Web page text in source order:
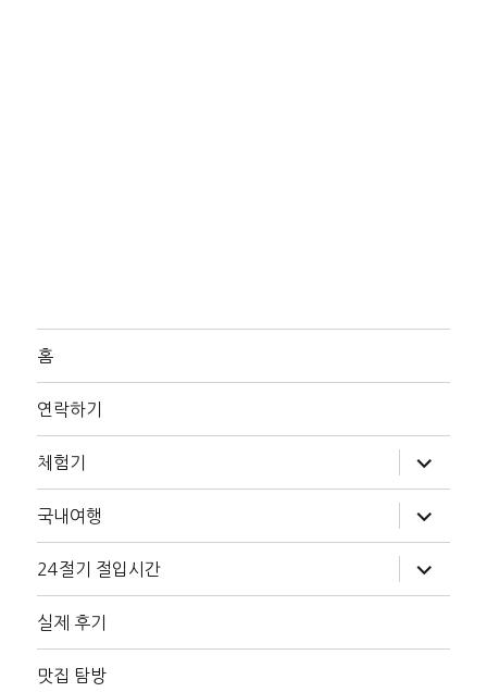
홈
연락하기
체험기
위
메
확
장
국내여행
위
메
확
장
24절기 절입시간
위
메
장
실제 후기
맛집 탐방